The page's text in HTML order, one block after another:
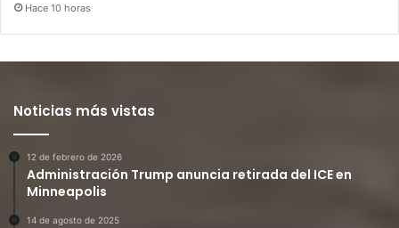
Hace 10 horas
Noticias más vistas
12 de febrero de 2026
Administración Trump anuncia retirada del ICE en
Minneapolis
14 de agosto de 2025